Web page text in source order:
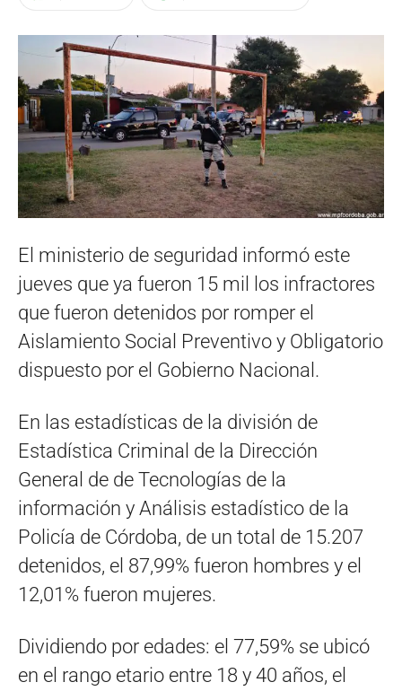
El ministerio de seguridad informó este
jueves que ya fueron 15 mil los infractores
que fueron detenidos por romper el
Aislamiento Social Preventivo y Obligatorio
dispuesto por el Gobierno Nacional.
En las estadísticas de la división de
Estadística Criminal de la Dirección
General de de Tecnologías de la
información y Análisis estadístico de la
Policía de Córdoba, de un total de 15.207
detenidos, el 87,99% fueron hombres y el
12,01% fueron mujeres.
Dividiendo por edades: el 77,59% se ubicó
en el rango etario entre 18 y 40 años, el